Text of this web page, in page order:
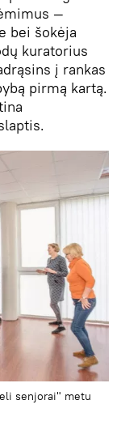
—
bei šokėja
kuratorius
į rankas
pirmą kartą.
senjorai" metu